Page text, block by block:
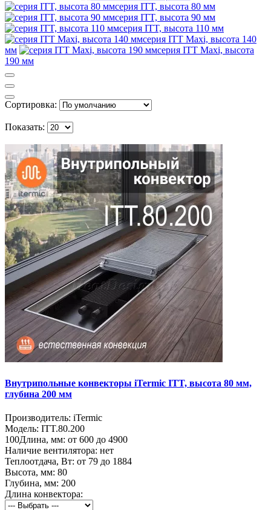
серия ITT, высота 80 мм
серия ITT, высота 90 мм
серия ITT, высота 110 мм
серия ITT Maxi, высота 140
мм
серия ITT Maxi, высота
190 мм
Сортировка:
Показать:
Внутрипольные конвекторы iTermic ITT, высота 80 мм,
глубина 200 мм
Производитель: iTermic
Модель: ITT.80.200
100Длина, мм: от 600 до 4900
Наличие вентилятора: нет
Теплоотдача, Вт: от 79 до 1884
Высота, мм: 80
Глубина, мм: 200
Длина конвектора: